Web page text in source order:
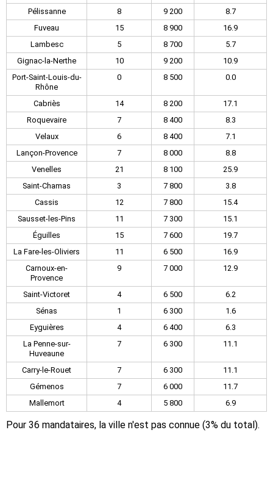
Pélissanne
8 9 200
8.7
Fuveau
15 8 900
16.9
Lambesc
5 8 700
5.7
Gignac-la-Nerthe
10 9 200
10.9
Port-Saint-Louis-du-
Rhône
0 8 500 0.0
Cabriès 14 8 200
17.1
Roquevaire
7 8 400
8.3
Velaux
6 8 400
7.1
Lançon-Provence
7 8 000
8.8
Venelles
21 8 100
25.9
Saint-Chamas
3 7 800
3.8
Cassis
12 7 800
15.4
Sausset-les-Pins
11 7 300
15.1
Éguilles
15 7 600
19.7
La Fare-les-Oliviers
11 6 500
16.9
Carnoux-en-
Provence
9 7 000 12.9
Saint-Victoret 4 6 500
6.2
Sénas
1 6 300
1.6
Eyguières
4 6 400
6.3
La Penne-sur-
Huveaune
7 6 300 11.1
Carry-le-Rouet 7 6 300
11.1
Gémenos
7 6 000
11.7
Mallemort
4 5 800 6.9
Pour 36 mandataires, la ville n'est pas connue (3% du total).